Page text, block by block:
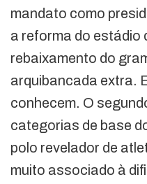
mandato como
a reforma do estádio
rebaixamento do
arquibancada extra.
conhecem. O
categorias de base
polo revelador de
muito associado à